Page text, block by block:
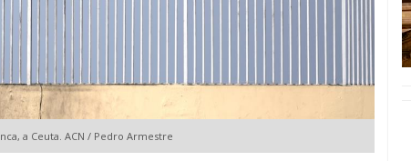
a Ceuta. ACN / Pedro Armestre